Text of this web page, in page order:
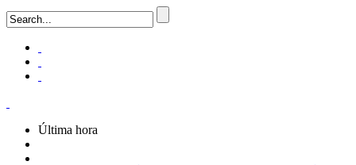
Última hora